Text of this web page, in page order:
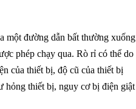
một đường dẫn bất thường xuống
phép chạy qua. Rò rỉ có thể do
của thiết bị, độ cũ của thiết bị
hỏng thiết bị, nguy cơ bị điện giật